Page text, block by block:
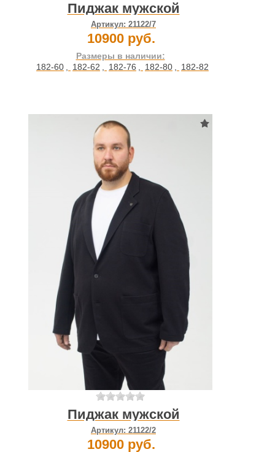
Пиджак мужской
Артикул: 21122/7
10900 руб.
Размеры в наличии:
182-60 , 182-62 , 182-76 , 182-80 , 182-82
Пиджак мужской
Артикул: 21122/2
10900 руб.